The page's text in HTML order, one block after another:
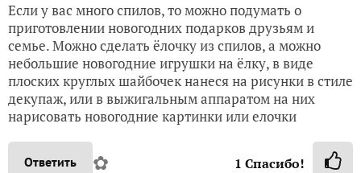
Если у вас много спилов, то можно подумать о
приготовлении новогодних подарков друзьям и
семье. Можно сделать ёлочку из спилов, а можно
небольшие новогодние игрушки на ёлку, в виде
плоских круглых шайбочек нанеся на рисунки в стиле
декупаж, или в выжигальным аппаратом на них
нарисовать новогодние картинки или елочки
Ответить ✿ 1 Спасибо!